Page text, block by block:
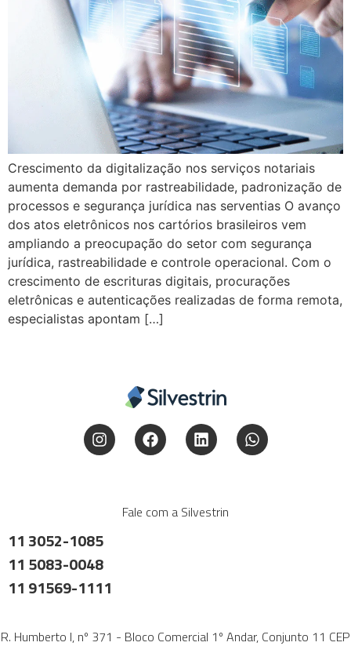
Crescimento da digitalização nos serviços notariais
aumenta demanda por rastreabilidade, padronização de
processos e segurança jurídica nas serventias O avanço
dos atos eletrônicos nos cartórios brasileiros vem
ampliando a preocupação do setor com segurança
jurídica, rastreabilidade e controle operacional. Com o
crescimento de escrituras digitais, procurações
eletrônicas e autenticações realizadas de forma remota,
especialistas apontam […]
Fale com a Silvestrin
11 3052-1085
11 5083-0048
11 91569-1111
R. Humberto I, nº 371 - Bloco Comercial 1º Andar, Conjunto 11 CEP